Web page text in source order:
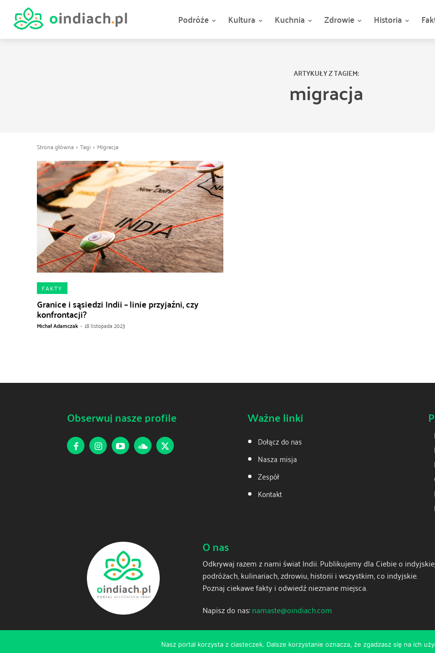
Podróże Kultura Kuchnia Zdrowie Historia
ARTYKUŁY Z TAGIEM:
migracja
Strona główna Tagi Migracja
FAKTY
Granice i sąsiedzi Indii – linie przyjaźni, czy
konfrontacji?
Michał Adamczak - 18 listopada 2023
Obserwuj nasze profile Ważne linki
Dołącz do nas
Nasza misja
Zespół
Kontakt
O nas
Odkrywaj razem z nami świat Indii. Publikujemy dla Ciebie o
podróżach, kulinariach, zdrowiu, historii i wszystkim, co indyjskie.
Poznaj ciekawe fakty i odwiedź nieznane miejsca.
Napisz do nas:namaste@oindiach.com
© 2025 oindiach.pl - wszelkie prawa zastrzeżone
Nasz portal korzysta z ciasteczek. Dalsze korzystanie oznacza, że zgadzasz się na ich